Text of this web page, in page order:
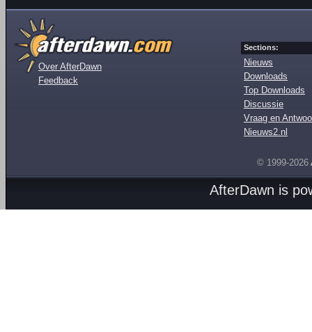
Over AfterDawn
Feedback
Sections:
Nieuws
Downloads
Top Downloads
Discussie
Vraag en
Nieuws2.nl
© 1999-2026
AfterDawn is